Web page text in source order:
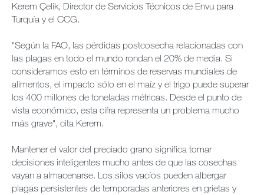
Kerem Çelik, Director de Servicios Técnicos de Envu para
Turquía y el CCG.
"Según la FAO, las pérdidas postcosecha relacionadas con
las plagas en todo el mundo rondan el 20% de media. Si
consideramos esto en términos de reservas mundiales de
alimentos, el impacto sólo en el maíz y el trigo puede superar
los 400 millones de toneladas métricas. Desde el punto de
vista económico, esta cifra representa un problema mucho
más grave", cita Kerem.
Mantener el valor del preciado grano significa tomar
decisiones inteligentes mucho antes de que las cosechas
vayan a almacenarse. Los silos vacíos pueden albergar
plagas persistentes de temporadas anteriores en grietas y